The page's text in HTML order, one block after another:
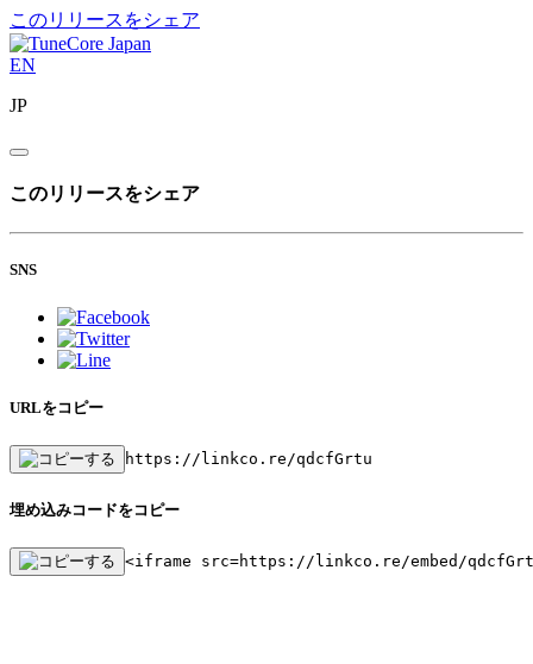
このリリースをシェア
EN
JP
このリリースをシェア
SNS
URLをコピー
https://linkco.re/qdcfGrtu
埋め込みコードをコピー
<iframe src=https://linkco.re/embed/